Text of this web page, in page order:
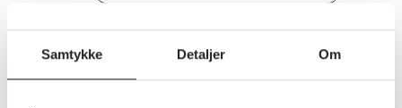
Samtykke Detaljer Om
Detaljer